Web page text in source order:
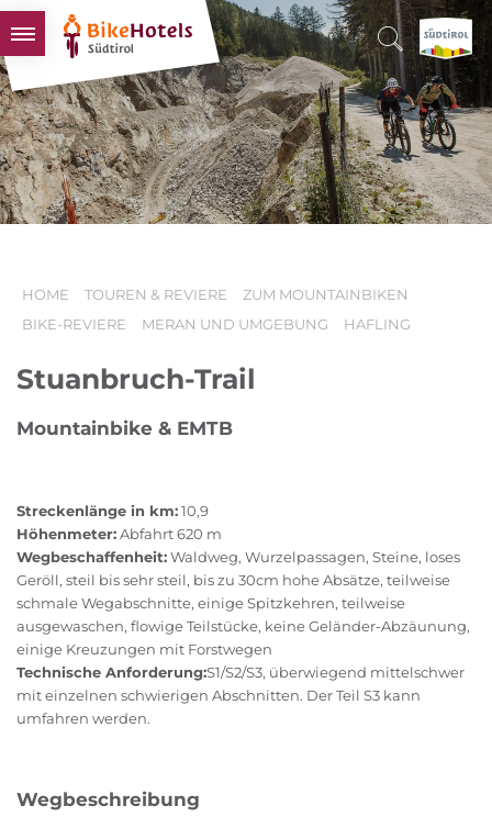
BIKEHOTELS
HOTELS & PAKETE
TOUREN & REVIERE
SÜDTIROL & WIR
HOME TOUREN & REVIERE
ZUM MOUNTAINBIKEN
BIKE-REVIERE
MERAN UND UMGEBUNG HAFLING
Stuanbruch-Trail
Mountainbike & EMTB
Streckenlänge in km:10,9
Höhenmeter:Abfahrt 620 m
Wegbeschaffenheit:Waldweg, Wurzelpassagen, Steine, loses
Geröll, steil bis sehr steil, bis zu 30cm hohe Absätze, teilweise
schmale Wegabschnitte, einige Spitzkehren, teilweise
ausgewaschen, flowige Teilstücke, keine Geländer-Abzäunung,
einige Kreuzungen mit Forstwegen
Technische Anforderung:S1/S2/S3, überwiegend mittelschwer
mit einzelnen schwierigen Abschnitten. Der Teil S3 kann
umfahren werden.
Wegbeschreibung